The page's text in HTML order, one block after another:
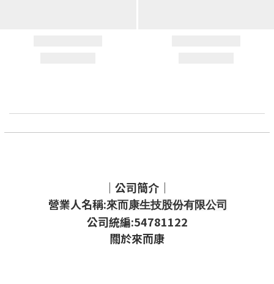
｜公司簡介｜
營業人名稱:來而康生技股份有限公司
公司統編:54781122
關於來而康